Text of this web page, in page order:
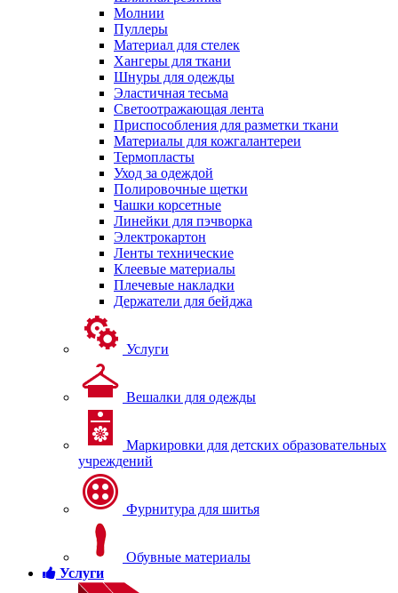
Молнии
Пуллеры
Материал для стелек
Хангеры для ткани
Шнуры для одежды
Эластичная тесьма
Светоотражающая лента
Приспособления для разметки ткани
Материалы для кожгалантереи
Термопласты
Уход за одеждой
Полировочные щетки
Чашки корсетные
Линейки для пэчворка
Электрокартон
Ленты технические
Клеевые материалы
Плечевые накладки
Держатели для бейджа
Услуги
Вешалки для одежды
Маркировки для детских образовательных
учреждений
Фурнитура для шитья
Обувные материалы
Услуги